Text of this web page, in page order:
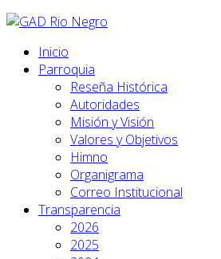
Inicio
Parroquia
Reseña Histórica
Autoridades
Misión y Visión
Valores y Objetivos
Himno
Organigrama
Correo Institucional
Transparencia
2026
2025